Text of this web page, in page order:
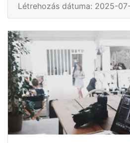
Létrehozás dátuma: 2025-